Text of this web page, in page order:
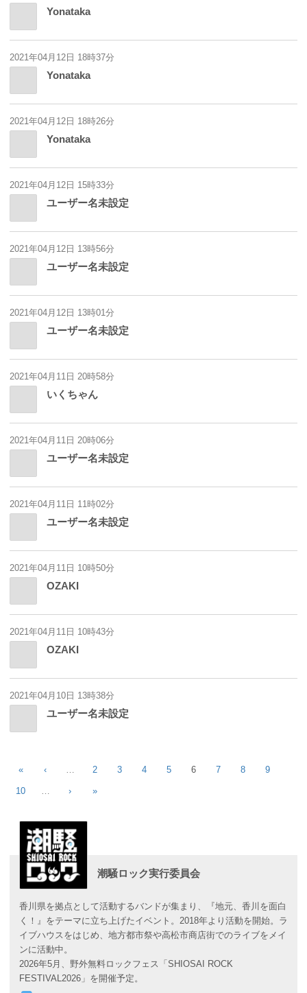
Yonataka
2021年04月12日 18時37分
Yonataka
2021年04月12日 18時26分
Yonataka
2021年04月12日 15時33分
ユーザー名未設定
2021年04月12日 13時56分
ユーザー名未設定
2021年04月12日 13時01分
ユーザー名未設定
2021年04月11日 20時58分
いくちゃん
2021年04月11日 20時06分
ユーザー名未設定
2021年04月11日 11時02分
ユーザー名未設定
2021年04月11日 10時50分
OZAKI
2021年04月11日 10時43分
OZAKI
2021年04月10日 13時38分
ユーザー名未設定
« ‹ … 2 3 4 5 6 7 8 9
10 … › »
潮騒ロック実行委員会
香川県を拠点として活動するバンドが集まり、『地元、香川を面白
く！』をテーマに立ち上げたイベント。2018年より活動を開始。ラ
イブハウスをはじめ、地方都市祭や高松市商店街でのライブをメイ
ンに活動中。
2026年5月、野外無料ロックフェス「SHIOSAI ROCK
FESTIVAL2026」を開催予定。